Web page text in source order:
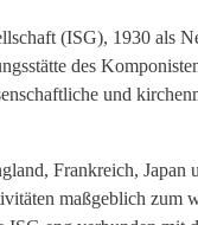
(ISG), 1930 als
des
und
Frankreich,
maßgeblich zum